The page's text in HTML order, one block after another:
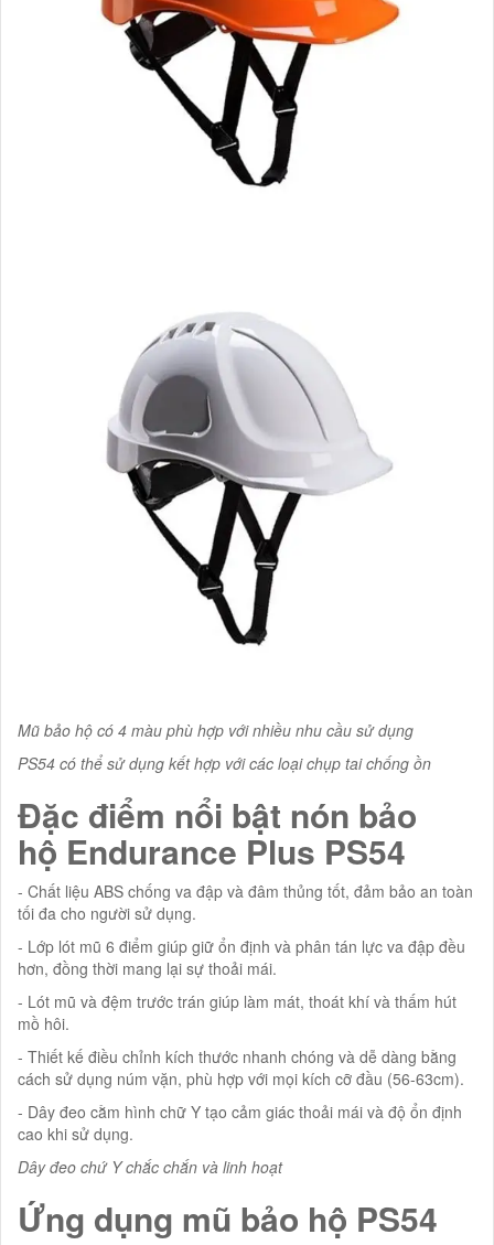
Mũ bảo hộ có 4 màu phù hợp với nhiều nhu cầu sử dụng
PS54 có thể sử dụng kết hợp với các loại chụp tai chống ồn
Đặc điểm nổi bật nón bảo
hộ Endurance Plus PS54
- Chất liệu ABS chống va đập và đâm thủng tốt, đảm bảo an toàn
tối đa cho người sử dụng.
- Lớp lót mũ 6 điểm giúp giữ ổn định và phân tán lực va đập đều
hơn, đồng thời mang lại sự thoải mái.
- Lót mũ và đệm trước trán giúp làm mát, thoát khí và thấm hút
mồ hôi.
- Thiết kế điều chỉnh kích thước nhanh chóng và dễ dàng bằng
cách sử dụng núm vặn, phù hợp với mọi kích cỡ đầu (56-63cm).
- Dây đeo cằm hình chữ Y tạo cảm giác thoải mái và độ ổn định
cao khi sử dụng.
Dây đeo chứ Y chắc chắn và linh hoạt
Ứng dụng mũ bảo hộ PS54